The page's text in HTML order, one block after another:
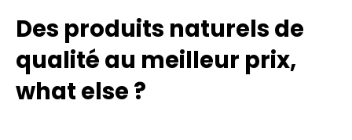
Des produits naturels de
qualité au meilleur prix,
what else ?